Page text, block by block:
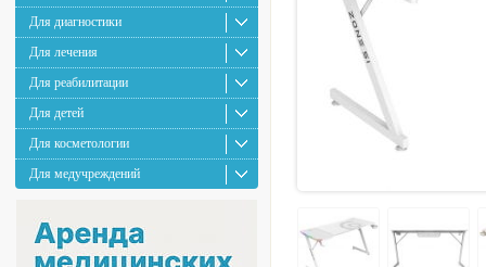
Для диагностики
Для лечения
Для реабилитации
Для детей
Для косметологии
Для медучреждений